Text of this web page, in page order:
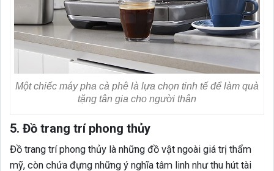
Một chiếc máy pha cà phê là lựa chọn tinh tế để làm quà
tặng tân gia cho người thân
5. Đồ trang trí phong thủy
Đồ trang trí phong thủy là những đồ vật ngoài giá trị thẩm
mỹ, còn chứa đựng những ý nghĩa tâm linh như thu hút tài